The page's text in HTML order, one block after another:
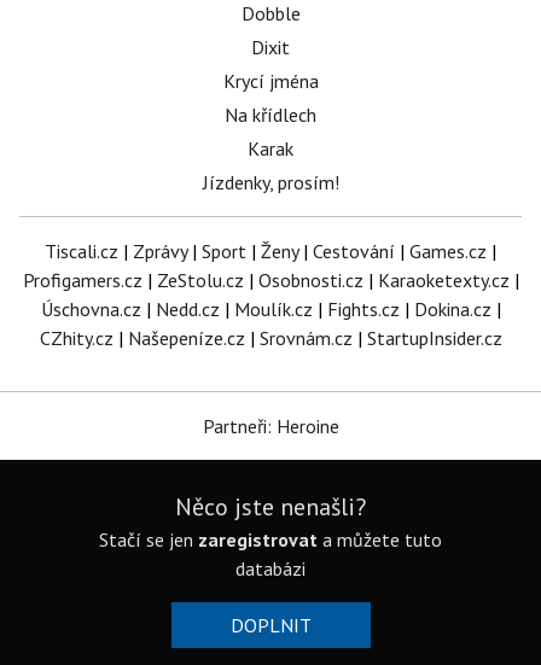
Dobble
Dixit
Krycí jména
Na křídlech
Karak
Jízdenky, prosím!
Tiscali.cz | Zprávy| Sport | Ženy| Cestování | Games.cz |
Profigamers.cz | ZeStolu.cz | Osobnosti.cz | Karaoketexty.cz |
Úschovna.cz | Nedd.cz | Moulík.cz | Fights.cz | Dokina.cz |
CZhity.cz | Našepeníze.cz | Srovnám.cz | StartupInsider.cz
Partneři: Heroine
Něco jste nenašli?
Stačí se jen zaregistrovat a můžete tuto
databázi
DOPLNIT